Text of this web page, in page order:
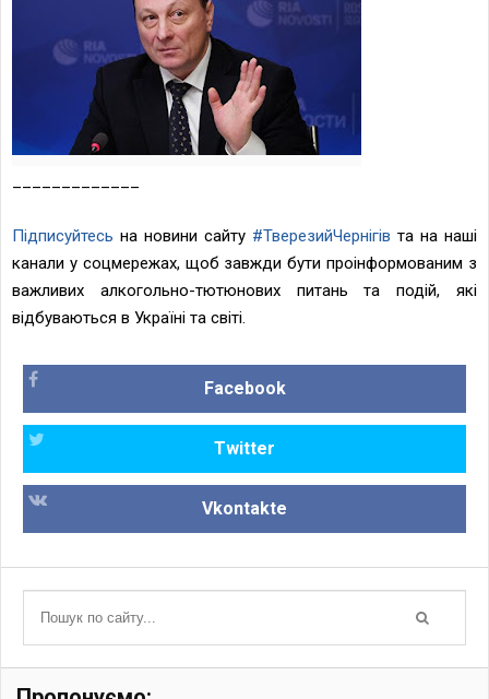
Підписуйтесь на новини сайту #ТверезийЧернігів та на наші
канали у соцмережах, щоб завжди бути проінформованим з
важливих алкогольно-тютюнових питань та подій, які
відбуваються в Україні та світі.
Facebook
Twitter
Vkontakte